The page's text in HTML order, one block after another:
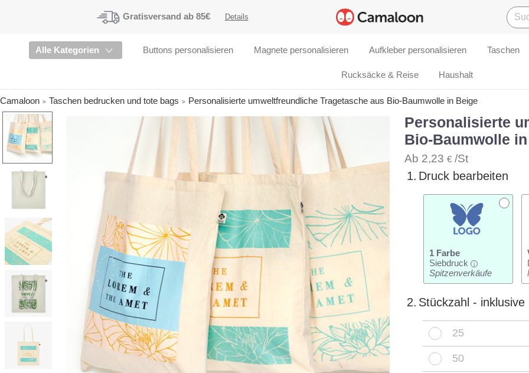
Gratisversand ab 85€ Details
Alle Kategorien Buttons personalisieren Magnete personalisieren Aufkleber personalisieren Taschen
Rucksäcke & Reise Haushalt
Camaloon Taschen bedrucken und tote bags Personalisierte umweltfreundliche Tragetasche aus Bio-Baumwolle in Beige
Personalisierte
Bio-Baumwolle
Ab 2,23 €/St
1. Druck bearbeiten
1 Farbe
Siebdruck
i
Spitzenverkäufe
2. Stückzahl -
25
50